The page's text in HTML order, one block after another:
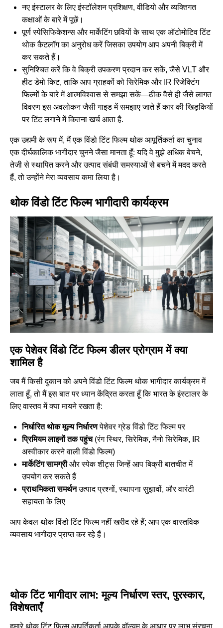
नए इंस्टालर के लिए इंस्टॉलेशन प्रशिक्षण, वीडियो और व्यक्तिगत
कक्षाओं के बारे में पूछें।
पूर्ण स्पेसिफिकेशन्स और मार्केटिंग छवियों के साथ एक ऑटोमोटिव टिंट
थोक कैटलॉग का अनुरोध करें जिसका उपयोग आप अपनी बिक्री में
कर सकते हैं।
सुनिश्चित करें कि वे बिक्री उपकरण प्रदान कर सकें, जैसे VLT और
हीट डेमो किट, ताकि आप ग्राहकों को सिरेमिक और IR रिजेक्टिंग
फिल्मों के बारे में आत्मविश्वास से समझा सकें—ठीक वैसे ही जैसे लागत
विवरण इस अवलोकन जैसी गाइड में समझाए जाते हैंकार की खिड़कियों
पर टिंट लगाने में कितना खर्च आता है.
एक उद्यमी के रूप में, मैं एक विंडो टिंट फिल्म थोक आपूर्तिकर्ता का चुनाव
एक दीर्घकालिक भागीदार चुनने जैसा मानता हूँ: यदि वे मुझे अधिक बेचने,
तेजी से स्थापित करने और उत्पाद संबंधी समस्याओं से बचने में मदद करते
हैं, तो उन्होंने मेरा व्यवसाय कमा लिया है।
थोक विंडो टिंट फिल्म भागीदारी कार्यक्रम
एक पेशेवर विंडो टिंट फिल्म डीलर प्रोग्राम में क्या
शामिल है
जब मैं किसी दुकान को अपने विंडो टिंट फिल्म थोक भागीदार कार्यक्रम में
लाता हूँ, तो मैं इस बात पर ध्यान केंद्रित करता हूँ कि भारत के इंस्टालर के
लिए वास्तव में क्या मायने रखता है:
निर्धारित थोक मूल्य निर्धारणपेशेवर ग्रेड विंडो टिंट फिल्म पर
प्रिमियम लाइनों तक पहुंच(रंग स्थिर, सिरेमिक, नैनो सिरेमिक, IR
अस्वीकार करने वाली विंडो फिल्म)
मार्केटिंग सामग्रीऔर स्पेक शीट्स जिन्हें आप बिक्री बातचीत में
उपयोग कर सकते हैं
प्राथमिकता समर्थनउत्पाद प्रश्नों, स्थापना सुझावों, और वारंटी
सहायता के लिए
आप केवल थोक विंडो टिंट फिल्म नहीं खरीद रहे हैं; आप एक वास्तविक
व्यवसाय भागीदार प्राप्त कर रहे हैं।
थोक टिंट भागीदार लाभ: मूल्य निर्धारण स्तर, पुरस्कार,
विशेषताएँ
हमारे थोक टिंट फिल्म आपूर्तिकर्ता आपके वॉल्यूम के आधार पर लाभ संरचना